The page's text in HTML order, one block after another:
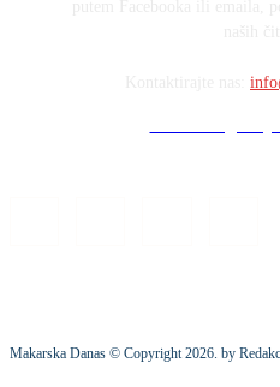
Makarska Danas © Copyright2026. by